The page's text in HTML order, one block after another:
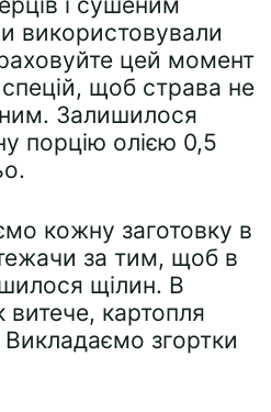
використовували
цей момент
щоб страва не
Залишилося
порцію олією 0,5
кожну заготовку в
за тим, щоб в
щілин. В
витече, картопля
згортки